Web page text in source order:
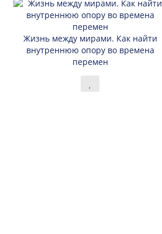
Жизнь между мирами. Как найти
внутреннюю опору во времена
перемен